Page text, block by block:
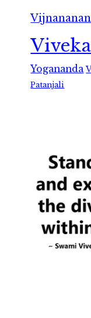
Yogananda
Patanjali